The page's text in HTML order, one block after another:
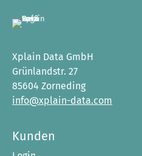
Xplain Data GmbH
Grünlandstr. 27
85604 Zorneding
info@xplain-data.com
Kunden